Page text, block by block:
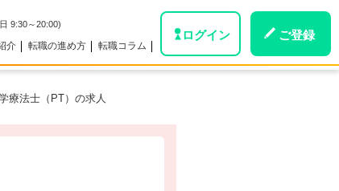
9:30～20:00)
介 転職の進め方 転職コラム
ログイン ご登録
療法士（PT）の求人